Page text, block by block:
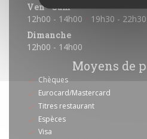
Ven-Sam
12h00 - 14h00
19h30 - 22h30
Dimanche
12h00 - 14h00
Moyens de
Chèques
Eurocard/Mastercard
Titres restaurant
Espèces
Visa